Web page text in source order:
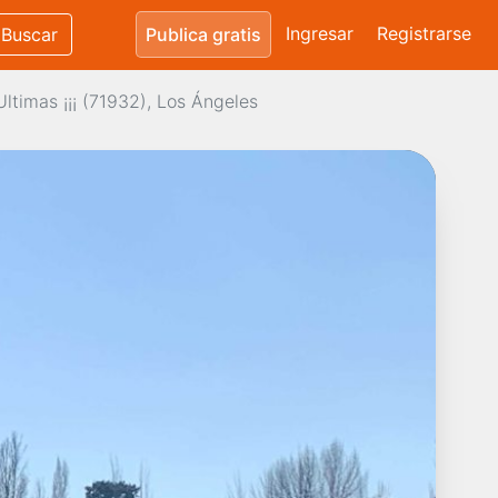
Buscar Publica gratis Ingresar Registrarse
¡¡¡ (71932), Los Ángeles